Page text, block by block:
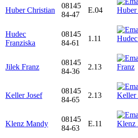
Huber Christian
08145
84-47
E.04
Hudec
Franziska
08145
84-61
1.11
Jilek Franz
08145
84-36
2.13
Keller Josef
08145
84-65
2.13
Klenz Mandy
08145
84-63
E.11